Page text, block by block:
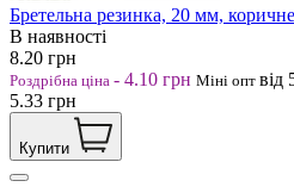
Бретельна резинка, 20 мм,
В наявності
8.20 грн
Роздрібна ціна - 4.10 грн Міні опт від
5.33 грн
Купити